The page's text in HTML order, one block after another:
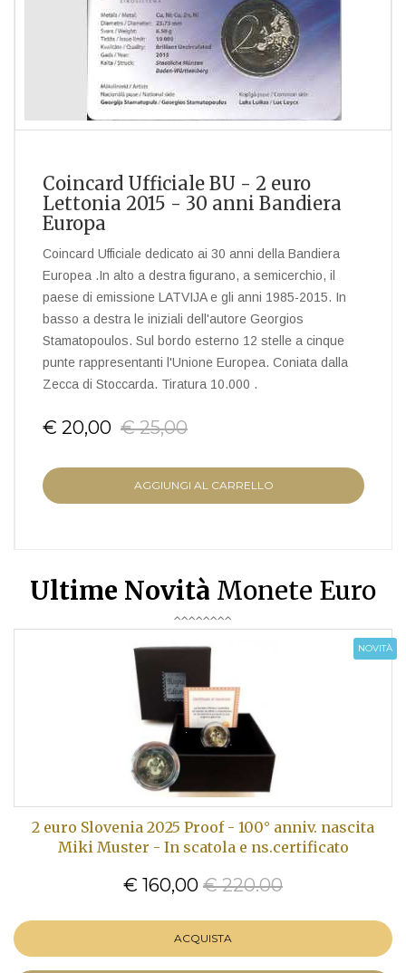
Coincard Ufficiale BU - 2 euro
Lettonia 2015 - 30 anni Bandiera
Europa
Coincard Ufficiale dedicato ai 30 anni della Bandiera
Europea .In alto a destra figurano, a semicerchio, il
paese di emissione LATVIJA e gli anni 1985-2015. In
basso a destra le iniziali dell'autore Georgios
Stamatopoulos. Sul bordo esterno 12 stelle a cinque
punte rappresentanti l'Unione Europea. Coniata dalla
Zecca di Stoccarda. Tiratura 10.000 .
€ 20,00 € 25,00
AGGIUNGI AL CARRELLO
Ultime Novità Monete Euro
NOVITÀ
2 euro Slovenia 2025 Proof - 100° anniv. nascita
Miki Muster - In scatola e ns.certificato
€ 160,00 € 220.00
ACQUISTA